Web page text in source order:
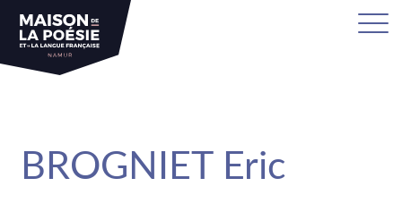
BROGNIET Eric